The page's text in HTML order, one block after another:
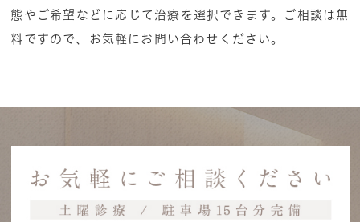
態やご希望などに応じて治療を選択できます。ご相談は無
料ですので、お気軽にお問い合わせください。